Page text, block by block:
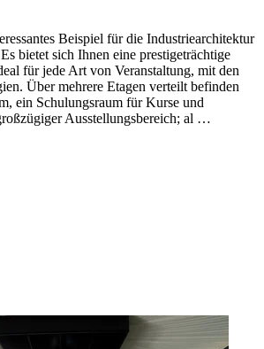
Beispiel für die Industriearchitektur
bietet sich Ihnen eine prestigeträchtige
für jede Art von Veranstaltung, mit den
Über mehrere Etagen verteilt befinden
ein Schulungsraum für Kurse und
Ausstellungsbereich; al …